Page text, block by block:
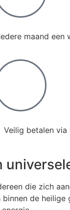
maand
Veilig betalen
die zich
de